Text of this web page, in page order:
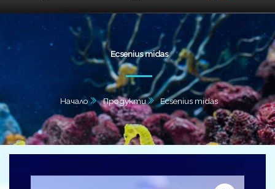
Ecsenius midas
Начало Продукти Ecsenius midas